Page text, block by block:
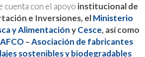
cuenta con el apoyo institucional de
e Inversiones, elMinisterio
y AlimentaciónyCesce, así como
AFCO–Asociación de fabricantes
sostenibles y biodegradables